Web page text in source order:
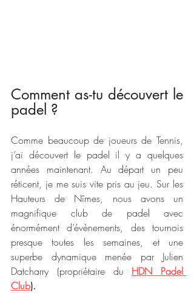
Comment as-tu découvert le
padel ?
Comme beaucoup de joueurs de Tennis,
j’ai découvert le padel il y a quelques
années maintenant. Au départ un peu
réticent, je me suis vite pris au jeu. Sur les
Hauteurs de Nîmes, nous avons un
magnifique club de padel avec
énormément d’évènements, des tournois
presque toutes les semaines, et une
superbe dynamique menée par Julien
Datcharry (propriétaire du HDN Padel
Club).